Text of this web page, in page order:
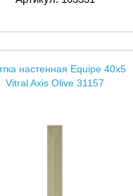
настенная Equipe 40x5
Vitral Axis Olive 31157